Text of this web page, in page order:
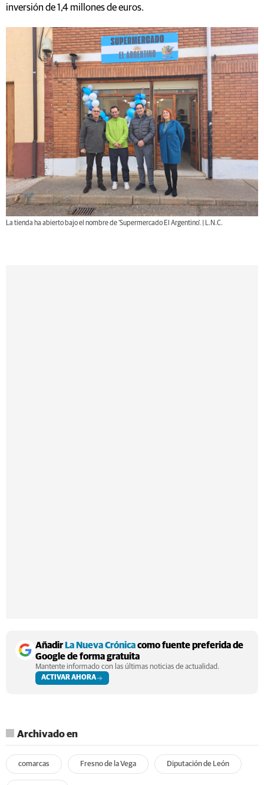
inversión de 1,4 millones de euros.
La tienda ha abierto bajo el nombre de 'Supermercado El Argentino'. | L.N.C.
Añadir La Nueva Crónicacomo fuente preferida de
Google de forma gratuita
Mantente informado con las últimas noticias de actualidad.
ACTIVAR AHORA
Archivado en
comarcas Fresno de la Vega Diputación de León